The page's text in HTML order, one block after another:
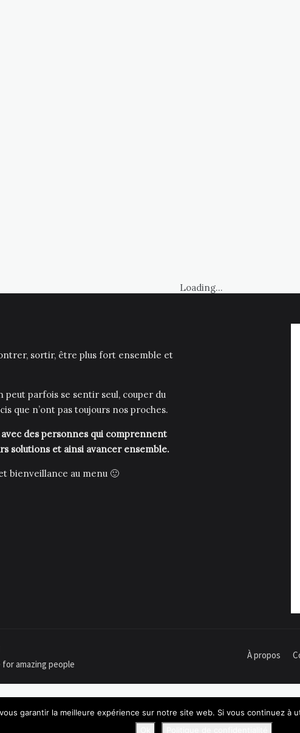
Loading...
sortir, être plus fort ensemble et
parfois se sentir seul, couper du
que n’ont pas toujours nos proches.
des personnes qui comprennent
solutions et ainsi avancer ensemble.
bienveillance au menu 🙂
amazing people
À propos
garantir la meilleure expérience sur notre site web. Si vous continuez